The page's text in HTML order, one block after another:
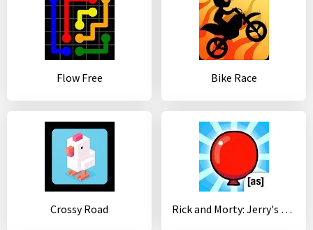
Flow Free Bike Race
Crossy Road Rick and Morty: Jerry's Game